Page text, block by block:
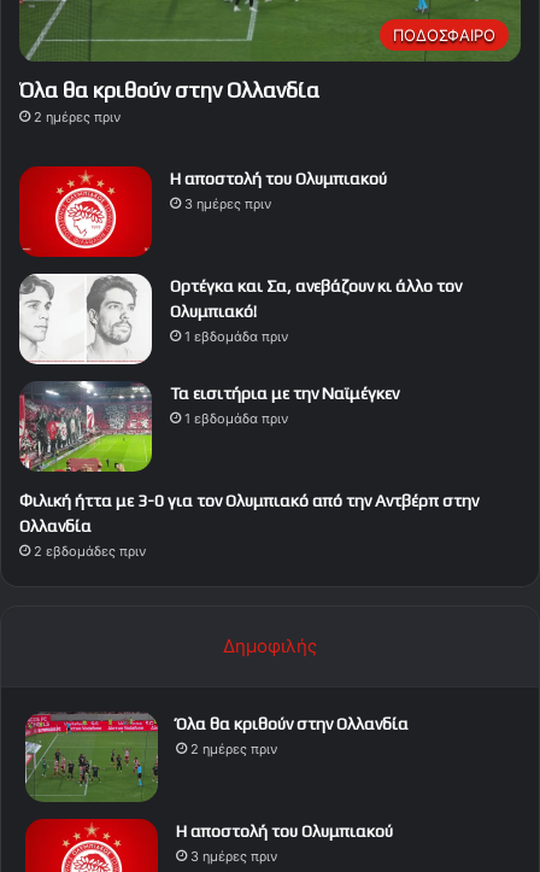
ΠΟΔΟΣΦΑΙΡΟ
Όλα θα κριθούν στην Ολλανδία
2 ημέρες πριν
Η αποστολή του Ολυμπιακού
3 ημέρες πριν
Ορτέγκα και Σα, ανεβάζουν κι άλλο τον
Ολυμπιακό!
1 εβδομάδα πριν
Τα εισιτήρια με την Ναϊμέγκεν
1 εβδομάδα πριν
Φιλική ήττα με 3-0 για τον Ολυμπιακό από την Αντβέρπ στην
Ολλανδία
2 εβδομάδες πριν
Δημοφιλής
Όλα θα κριθούν στην Ολλανδία
2 ημέρες πριν
Η αποστολή του Ολυμπιακού
3 ημέρες πριν